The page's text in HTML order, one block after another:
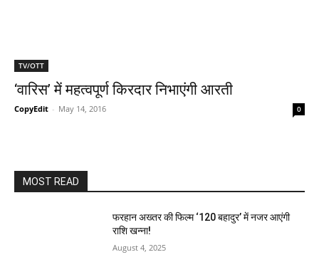
TV/OTT
‘वारिस’ में महत्‍वपूर्ण किरदार निभाएंगी आरती
CopyEdit - May 14, 2016 0
MOST READ
फरहान अख्तर की फिल्म ‘120 बहादुर’ में नजर आएंगी
राशि खन्ना!
August 4, 2025